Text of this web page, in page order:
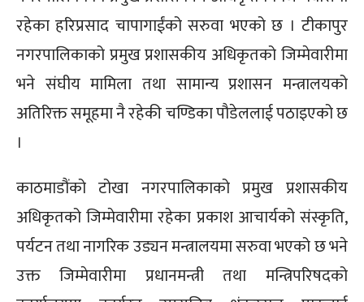
रहेका हरिप्रसाद चापागाईंको सरुवा भएको छ । टीकापुर
नगरपालिकाको प्रमुख प्रशासकीय अधिकृतको जिम्मेवारीमा
भने संघीय मामिला तथा सामान्य प्रशासन मन्त्रालयको
अतिरिक्त समूहमा नै रहेकी चण्डिका पौडेललाई पठाइएको छ
।
काठमाडौंको टोखा नगरपालिकाको प्रमुख प्रशासकीय
अधिकृतको जिम्मेवारीमा रहेका प्रकाश आचार्यको संस्कृति,
पर्यटन तथा नागरिक उड्यन मन्त्रालयमा सरुवा भएको छ भने
उक्त जिम्मेवारीमा प्रधानमन्त्री तथा मन्त्रिपरिषदको